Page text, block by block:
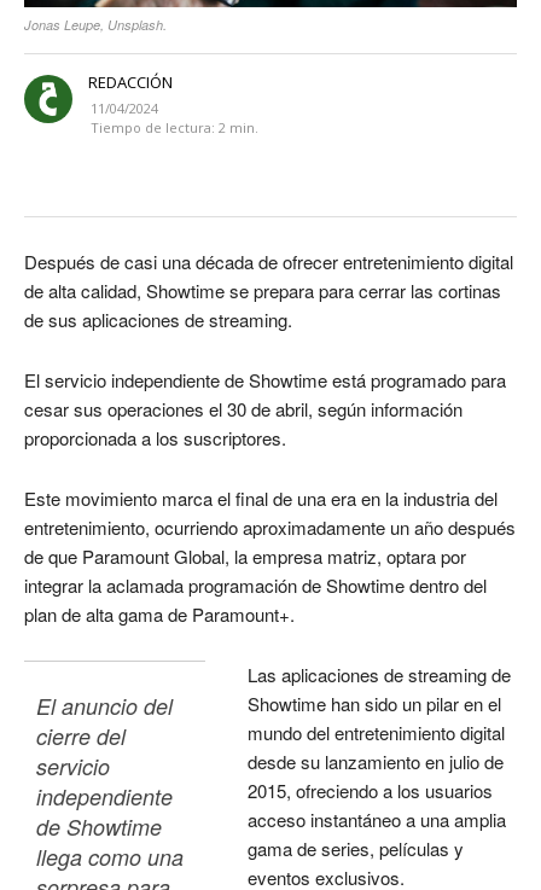
Jonas Leupe, Unsplash.
REDACCIÓN
11/04/2024
Tiempo de lectura: 2 min.
Después de casi una década de ofrecer entretenimiento digital
de alta calidad, Showtime se prepara para cerrar las cortinas
de sus aplicaciones de streaming.
El servicio independiente de Showtime está programado para
cesar sus operaciones el 30 de abril, según información
proporcionada a los suscriptores.
Este movimiento marca el final de una era en la industria del
entretenimiento, ocurriendo aproximadamente un año después
de que Paramount Global, la empresa matriz, optara por
integrar la aclamada programación de Showtime dentro del
plan de alta gama de Paramount+.
El anuncio del
cierre del
servicio
independiente
de Showtime
llega como una
Las aplicaciones de streaming de
Showtime han sido un pilar en el
mundo del entretenimiento digital
desde su lanzamiento en julio de
2015, ofreciendo a los usuarios
acceso instantáneo a una amplia
gama de series, películas y
eventos exclusivos.